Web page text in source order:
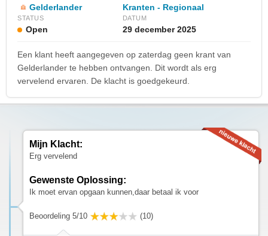
Gelderlander Kranten - Regionaal
STATUS
Open
DATUM
29 december 2025
Een klant heeft aangegeven op zaterdag geen krant van
Gelderlander te hebben ontvangen. Dit wordt als erg
vervelend ervaren. De klacht is goedgekeurd.
Mijn Klacht:
Erg vervelend
Gewenste Oplossing:
Ik moet ervan opgaan kunnen,daar betaal ik voor
Beoordeling 5/10 (10)